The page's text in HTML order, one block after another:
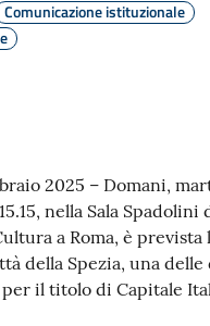
Comunicazione istituzionale
2025 – Domani,
nella Sala Spadolini
a Roma, è prevista
della Spezia, una
il titolo di Capitale